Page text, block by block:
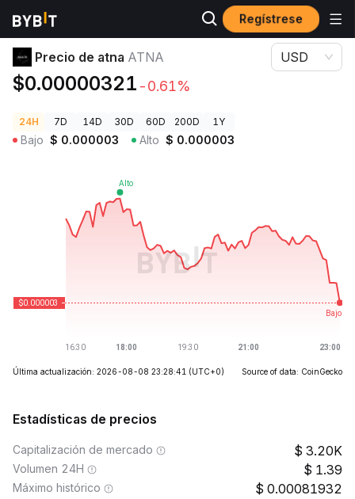
Regístrese
Precios de Criptomonedas Precio de atna ATNA
Precio de atna ATNA
$0.00000321 -0.61%
USD
24H 7D 14D 30D 60D 200D 1Y
Bajo $ 0.000003 Alto $ 0.000003
Última actualización: 2026-08-08 23:28:41 (UTC+0) Source of data: CoinGecko
Estadísticas de precios
Capitalización de mercado 3.20K
Volumen 24H 1.39
Máximo histórico 0.00081932